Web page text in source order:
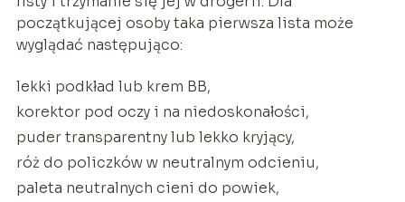
początkującej osoby taka pierwsza lista może
wyglądać następująco:
lekki podkład lub krem BB,
korektor pod oczy i na niedoskonałości,
puder transparentny lub lekko kryjący,
róż do policzków w neutralnym odcieniu,
paleta neutralnych cieni do powiek,